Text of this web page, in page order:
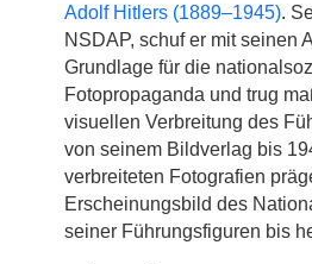
Adolf Hitlers (1889–1945).
NSDAP, schuf er mit seinen
Grundlage für die
Fotopropaganda und trug
visuellen Verbreitung des
von seinem Bildverlag bis
verbreiteten Fotografien
Erscheinungsbild des
seiner Führungsfiguren bis